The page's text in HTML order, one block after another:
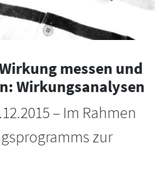
messen und
Wirkungsanalysen
– Im Rahmen
zur